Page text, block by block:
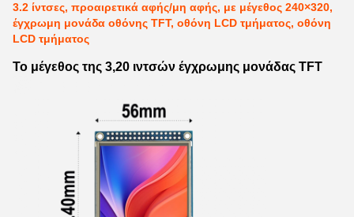
3.2 ίντσες, προαιρετικά αφής/μη αφής, με μέγεθος 240×320,
έγχρωμη μονάδα οθόνης TFT, οθόνη LCD τμήματος, οθόνη
LCD τμήματος
Το μέγεθος της 3,20 ιντσών έγχρωμης μονάδας TFT